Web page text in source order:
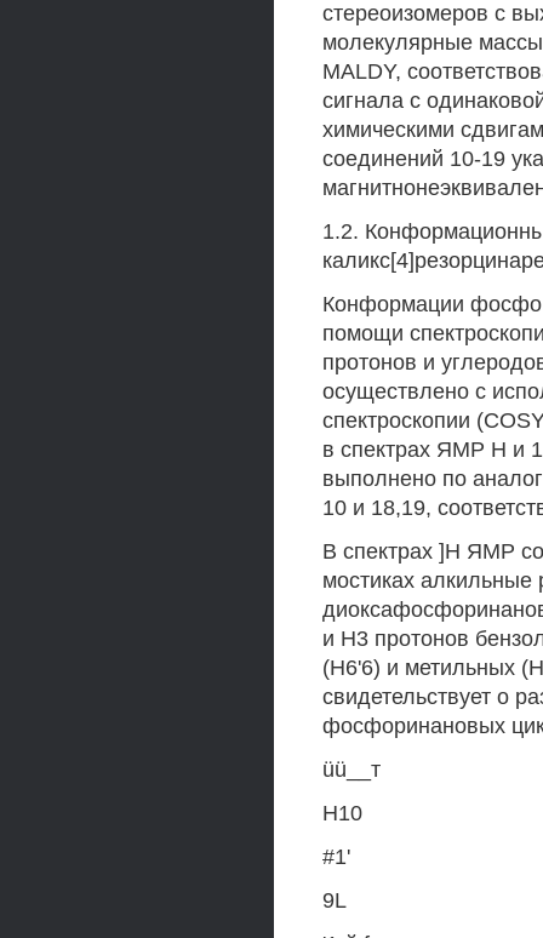
стереоизомеров с
молекулярные
MALDY,
сигнала с
химическими
соединений 10-19
1.2.
Конформации
помощи
протонов и
осуществлено с
спектроскопии
в спектрах ЯМР Н и
выполнено по
10 и 18,19,
В спектрах ]Н ЯМР
мостиках
и Н3 протонов
(Н6'6) и метильных
свидетельствует о
фосфоринановых
üü__т
Н10
#1'
9L